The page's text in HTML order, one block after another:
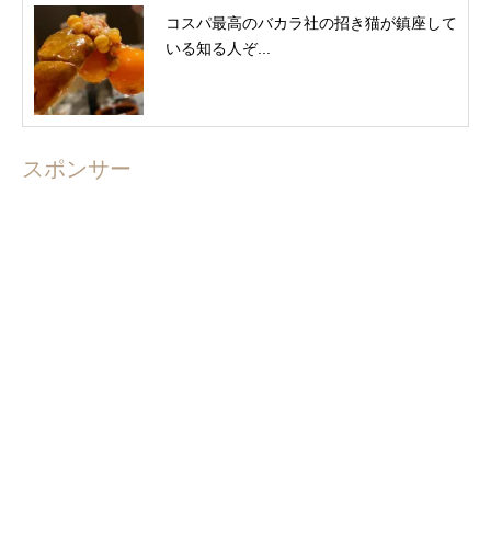
コスパ最高のバカラ社の招き猫が鎮座して
いる知る人ぞ...
スポンサー